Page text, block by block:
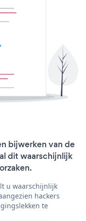
bijwerken van de
dit waarschijnlijk
u waarschijnlijk
hackers
te